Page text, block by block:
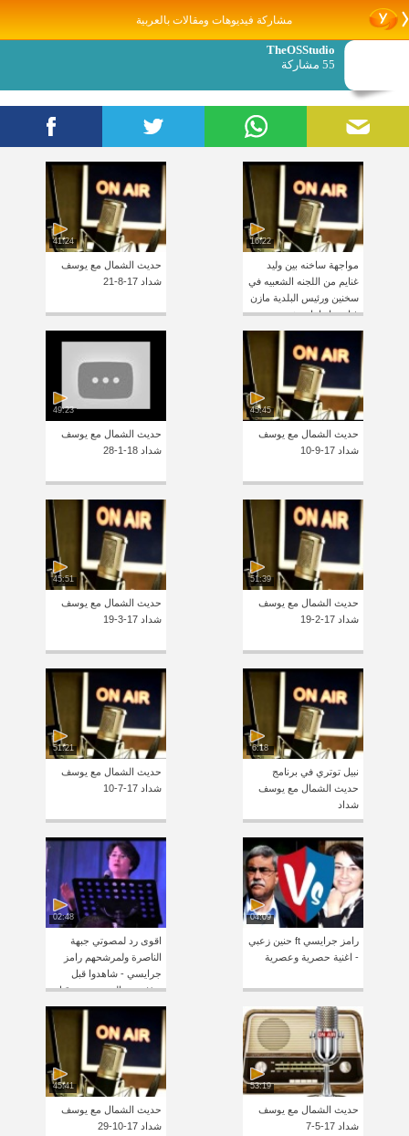
مشاركة فيديوهات ومقالات بالعربية
TheOSStudio
55 مشاركة
16:22
مواجهة ساخنه بين وليد
غنايم من اللجنه الشعبيه في
سخنين ورئيس البلدية مازن
غنايم وإتهامات شديده
41:24
حديث الشمال مع يوسف
شداد 17-8-21
45:45
حديث الشمال مع يوسف
شداد 17-9-10
49:23
حديث الشمال مع يوسف
شداد 18-1-28
51:39
حديث الشمال مع يوسف
شداد 17-2-19
45:51
حديث الشمال مع يوسف
شداد 17-3-19
6:18
نبيل توتري في برنامج
حديث الشمال مع يوسف
شداد
51:21
حديث الشمال مع يوسف
شداد 17-7-10
04:09
رامز جرايسي ft حنين زعبي
- اغنية حصرية وعصرية
02:48
اقوى رد لمصوتي جبهة
الناصرة ولمرشحهم رامز
جرايسي - شاهدوا قبل
حذفه من اليوتيوب من قبل
الجبهة
53:19
حديث الشمال مع يوسف
شداد 17-5-7
45:41
حديث الشمال مع يوسف
شداد 17-10-29